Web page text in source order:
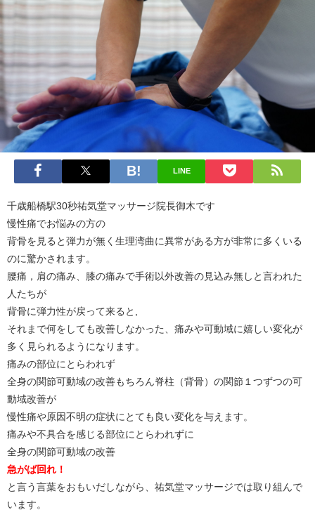
LINE
千歳船橋駅30秒祐気堂マッサージ院長御木です
慢性痛でお悩みの方の
背骨を見ると弾力が無く生理湾曲に異常がある方が非常に多くいる
のに驚かされます。
腰痛，肩の痛み、膝の痛みで手術以外改善の見込み無しと言われた
人たちが
背骨に弾力性が戻って来ると,
それまで何をしても改善しなかった、痛みや可動域に嬉しい変化が
多く見られるようになります。
痛みの部位にとらわれず
全身の関節可動域の改善もちろん脊柱（背骨）の関節１つずつの可
動域改善が
慢性痛や原因不明の症状にとても良い変化を与えます。
痛みや不具合を感じる部位にとらわれずに
全身の関節可動域の改善
急がば回れ！
と言う言葉をおもいだしながら、祐気堂マッサージでは取り組んで
います。